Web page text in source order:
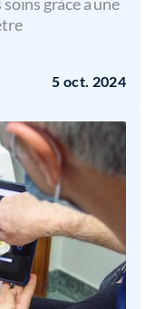
5 oct. 2024